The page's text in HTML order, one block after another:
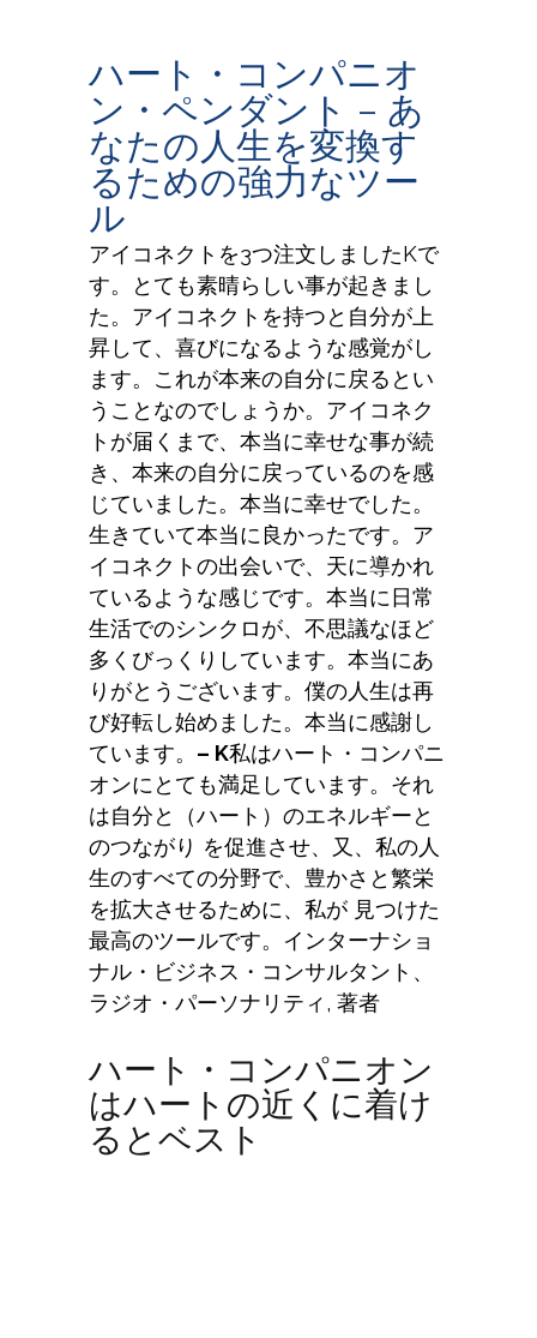
ハート・コンパニオ
ン・ペンダント – あ
なたの人生を変換す
るための強力なツー
ル
アイコネクトを3つ注文しましたKで
す。とても素晴らしい事が起きまし
た。アイコネクトを持つと自分が上
昇して、喜びになるような感覚がし
ます。これが本来の自分に戻るとい
うことなのでしょうか。アイコネク
トが届くまで、本当に幸せな事が続
き、本来の自分に戻っているのを感
じていました。本当に幸せでした。
生きていて本当に良かったです。ア
イコネクトの出会いで、天に導かれ
ているような感じです。本当に 日常
生活 でのシンクロが、不思議なほど
多くびっくりしています。本当にあ
りがとうございます。僕の人生は再
び好転し始めました。本当に感謝し
ています。 – K私はハート・コンパニ
オンにとても満足しています。それ
は自分と（ハート）のエネルギーと
のつながり を促進させ、又、私の人
生のすべての分野で、豊かさと繁栄
を拡大させるために、私が 見つけた
最高のツールです。 インターナショ
ナル・ビジネス・ コンサルタント 、
ラジオ・パーソナリティ, 著者
ハート・コンパニオン
はハートの近くに着け
るとベスト